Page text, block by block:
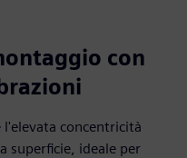
con
l'elevata concentricità
superficie, ideale per